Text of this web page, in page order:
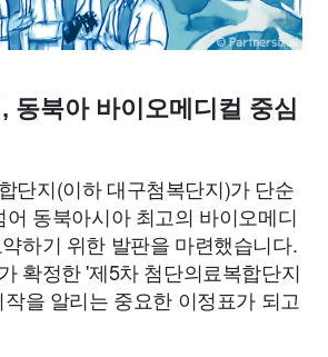
동북아 바이오메디컬 중심
단지(이하 대구첨복단지)가 단순
동북아시아 최고의 바이오메디
하기 위한 발판을 마련했습니다.
확정한 '제5차 첨단의료복합단지
을 알리는 중요한 이정표가 되고